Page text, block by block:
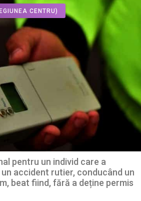
CENTRU)
pentru un individ care a
accident rutier, conducând un
beat fiind, fără a deține permis